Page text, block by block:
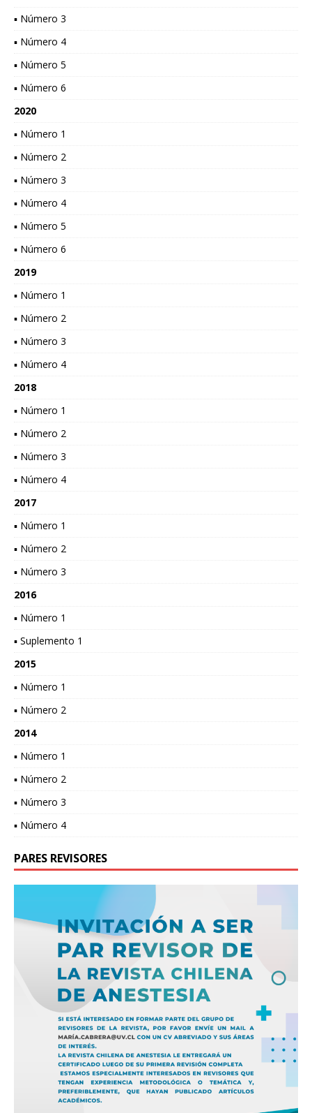
▪ Número 3
▪ Número 4
▪ Número 5
▪ Número 6
2020
▪ Número 1
▪ Número 2
▪ Número 3
▪ Número 4
▪ Número 5
▪ Número 6
2019
▪ Número 1
▪ Número 2
▪ Número 3
▪ Número 4
2018
▪ Número 1
▪ Número 2
▪ Número 3
▪ Número 4
2017
▪ Número 1
▪ Número 2
▪ Número 3
2016
▪ Número 1
▪ Suplemento 1
2015
▪ Número 1
▪ Número 2
2014
▪ Número 1
▪ Número 2
▪ Número 3
▪ Número 4
PARES REVISORES